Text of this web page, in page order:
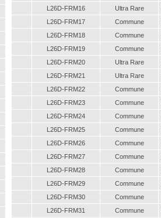
L26D-FRM16
Ultra Rare
L26D-FRM17
Commune
L26D-FRM18
Commune
L26D-FRM19
Commune
L26D-FRM20
Ultra Rare
L26D-FRM21
Ultra Rare
L26D-FRM22
Commune
L26D-FRM23
Commune
L26D-FRM24
Commune
L26D-FRM25
Commune
L26D-FRM26
Commune
L26D-FRM27
Commune
L26D-FRM28
Commune
L26D-FRM29
Commune
L26D-FRM30
Commune
L26D-FRM31
Commune